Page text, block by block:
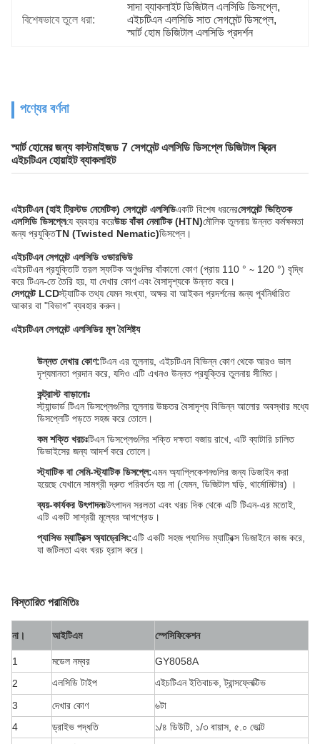
বিশেষভাবে তুলে ধরা:
সাদা ব্যাকলাইট ডিজিটাল এলসিডি ডিসপ্লে,
এইচটিএন এলসিডি সাত সেগমেন্ট ডিসপ্লে,
স্মার্ট হোম ডিজিটাল এলসিডি প্রদর্শন
পণ্যের বর্ণনা
স্মার্ট হোমের জন্য কাস্টমাইজড 7 সেগমেন্ট এলসিডি ডিসপ্লে ডিজিটাল স্ক্রিন
এইচটিএন হোয়াইট ব্যাকলাইট
এইচটিএন (হাই ট্রিস্টড নেমেটিক) সেগমেন্ট এলসিডিএকটি বিশেষ ধরনেরসেগমেন্ট ভিত্তিক
এলসিডি ডিসপ্লেযে ব্যবহার করেউচ্চ বাঁকা নেমাটিক (HTN)মৌলিক তুলনায় উন্নত কর্মক্ষমতা
জন্য প্রযুক্তিTN (Twisted Nematic)ডিসপ্লে।
এইচটিএন সেগমেন্ট এলসিডি ওভারভিউ
এইচটিএন প্রযুক্তিটি তরল স্ফটিক অণুগুলির বাঁকানো কোণ (প্রায় 110 ° ∼ 120 °) বৃদ্ধি
করে টিএন-তে তৈরি হয়, যা দেখার কোণ এবং বৈসাদৃশ্যকে উন্নত করে।
সেগমেন্ট LCDস্ট্যাটিক তথ্য যেমন সংখ্যা, অক্ষর বা আইকন প্রদর্শনের জন্য পূর্বনির্ধারিত
আকার বা "বিভাগ" ব্যবহার করুন।
এইচটিএন সেগমেন্ট এলসিডির মূল বৈশিষ্ট্য
উন্নত দেখার কোণ:টিএন এর তুলনায়, এইচটিএন বিভিন্ন কোণ থেকে আরও ভাল
দৃশ্যমানতা প্রদান করে, যদিও এটি এখনও উন্নত প্রযুক্তির তুলনায় সীমিত।
কন্ট্রাস্ট বাড়ানোঃ
স্ট্যান্ডার্ড টিএন ডিসপ্লেগুলির তুলনায় উচ্চতর বৈসাদৃশ্য বিভিন্ন আলোর অবস্থার মধ্যে
ডিসপ্লেটি পড়তে সহজ করে তোলে।
কম শক্তি খরচঃটিএন ডিসপ্লেগুলির শক্তি দক্ষতা বজায় রাখে, এটি ব্যাটারি চালিত
ডিভাইসের জন্য আদর্শ করে তোলে।
স্ট্যাটিক বা সেমি-স্ট্যাটিক ডিসপ্লে:এমন অ্যাপ্লিকেশনগুলির জন্য ডিজাইন করা
হয়েছে যেখানে সামগ্রী দ্রুত পরিবর্তন হয় না (যেমন, ডিজিটাল ঘড়ি, থার্মোমিটার) ।
ব্যয়-কার্যকর উৎপাদনঃউৎপাদন সরলতা এবং খরচ দিক থেকে এটি টিএন-এর মতোই,
এটি একটি সাশ্রয়ী মূল্যের আপগ্রেড।
প্যাসিভ ম্যাট্রিক্স অ্যাড্রেসিং:এটি একটি সহজ প্যাসিভ ম্যাট্রিক্স ডিজাইনে কাজ করে,
যা জটিলতা এবং খরচ হ্রাস করে।
বিস্তারিত পরামিতিঃ
না। আইটিএম স্পেসিফিকেশন
1 মডেল নম্বর
GY8058A
2
এলসিডি টাইপ
এইচটিএন ইতিবাচক, ট্রান্সফ্লেক্টিভ
3
দেখার কোণ
৬টা
4
ড্রাইভ পদ্ধতি
১/৪ ডিউটি, ১/৩ বায়াস, ৫.০ ভোল্ট